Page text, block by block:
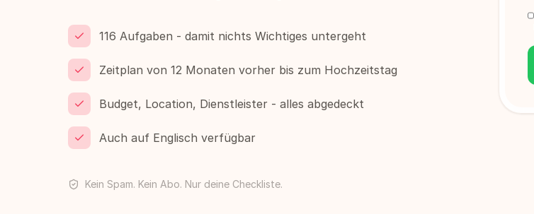
116 Aufgaben - damit nichts Wichtiges untergeht
Zeitplan von 12 Monaten vorher bis zum Hochzeitstag
Budget, Location, Dienstleister - alles abgedeckt
Auch auf Englisch verfügbar
Kein Spam. Kein Abo. Nur deine Checkliste.